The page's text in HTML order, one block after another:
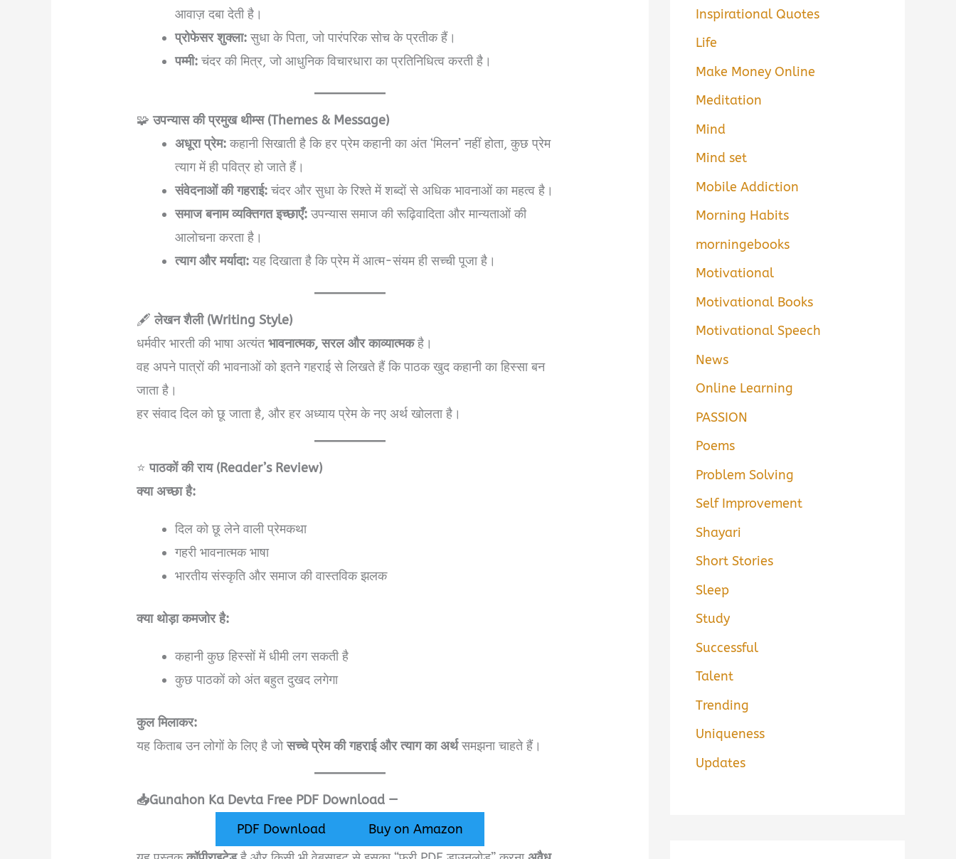
आवाज़ दबा देती है।
प्रोफेसर शुक्ला:सुधा के पिता, जो पारंपरिक सोच के प्रतीक हैं।
पम्मी:चंदर की मित्र, जो आधुनिक विचारधारा का प्रतिनिधित्व करती है।
🧩उपन्यास की प्रमुख थीम्स (Themes & Message)
अधूरा प्रेम:कहानी सिखाती है कि हर प्रेम कहानी का अंत ‘मिलन’ नहीं होता, कुछ प्रेम
त्याग में ही पवित्र हो जाते हैं।
संवेदनाओं की गहराई:चंदर और सुधा के रिश्ते में शब्दों से अधिक भावनाओं का महत्व है।
समाज बनाम व्यक्तिगत इच्छाएँ:उपन्यास समाज की रूढ़िवादिता और मान्यताओं की
आलोचना करता है।
त्याग और मर्यादा:यह दिखाता है कि प्रेम में आत्म-संयम ही सच्ची पूजा है।
🖋️लेखन शैली (Writing Style)
धर्मवीर भारती की भाषा अत्यंतभावनात्मक, सरल और काव्यात्मकहै।
वह अपने पात्रों की भावनाओं को इतने गहराई से लिखते हैं कि पाठक खुद कहानी का हिस्सा बन
जाता है।
हर संवाद दिल को छू जाता है, और हर अध्याय प्रेम के नए अर्थ खोलता है।
⭐पाठकों की राय (Reader’s Review)
क्या अच्छा है:
दिल को छू लेने वाली प्रेमकथा
गहरी भावनात्मक भाषा
भारतीय संस्कृति और समाज की वास्तविक झलक
क्या थोड़ा कमजोर है:
कहानी कुछ हिस्सों में धीमी लग सकती है
कुछ पाठकों को अंत बहुत दुखद लगेगा
कुल मिलाकर:
यह किताब उन लोगों के लिए है जोसच्चे प्रेम की गहराई और त्याग का अर्थसमझना चाहते हैं।
📥Gunahon Ka Devta Free PDF Download —
PDF Download
Buy on Amazon
Inspirational Quotes
Life
Make Money Online
Meditation
Mind
Mind set
Mobile Addiction
Morning Habits
morningebooks
Motivational
Motivational Books
Motivational Speech
News
Online Learning
PASSION
Poems
Problem Solving
Self Improvement
Shayari
Short Stories
Sleep
Study
Successful
Talent
Trending
Uniqueness
Updates